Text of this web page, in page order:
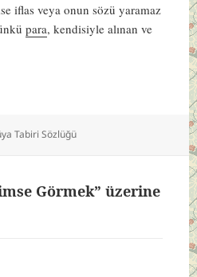
iflas veya onun sözü yaramaz
para, kendisiyle alınan ve
Tabiri Sözlüğü
Görmek” üzerine